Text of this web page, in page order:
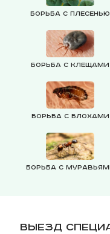
Борьба с плесенью
Борьба с клещами
Борьба с блохами
Борьба с
Выезд